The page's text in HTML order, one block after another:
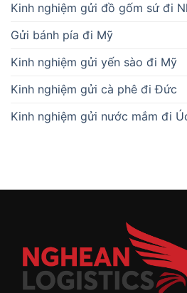
Kinh nghiệm gửi đồ gốm sứ đi
Gửi bánh pía đi Mỹ
Kinh nghiệm gửi yến sào đi Mỹ
Kinh nghiệm gửi cà phê đi Đức
Kinh nghiệm gửi nước mắm đi